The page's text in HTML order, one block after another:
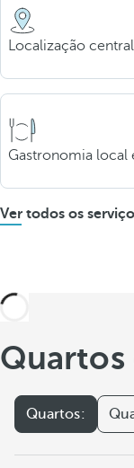
Localização central
Gastronomia local
Ver todos os
Quartos
Quartos: